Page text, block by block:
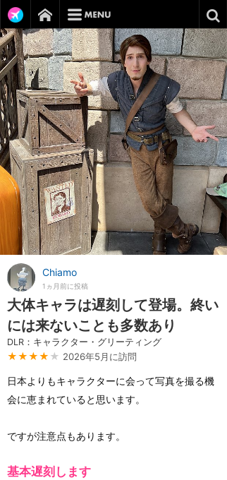
Chiamo
1ヵ月前に投稿
大体キャラは遅刻して登場。終い
には来ないことも多数あり
DLR：キャラクター・グリーティング
★★★★ ★ 2026年5月に訪問
日本よりもキャラクターに会って写真を撮る機
会に恵まれていると思います。
ですが注意点もあります。
基本遅刻します